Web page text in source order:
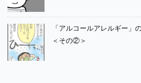
「アルコールアレルギー」
＜その②＞